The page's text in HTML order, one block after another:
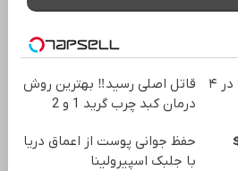
خرید موبایل با اسنپ پی | در ۴
قاتل اصلی رسید‼️ بهترین روش
درمان کبد چرب گرید 1 و 2
حفظ جوانی پوست از اعماق دریا
با جلبک اسپیرولینا